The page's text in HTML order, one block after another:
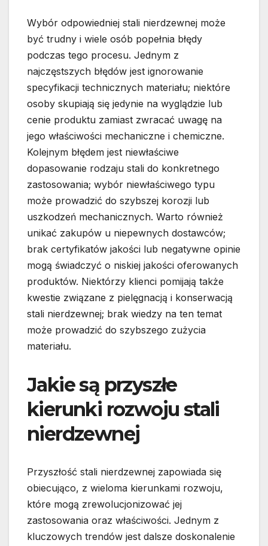
Wybór odpowiedniej stali nierdzewnej może
być trudny i wiele osób popełnia błędy
podczas tego procesu. Jednym z
najczęstszych błędów jest ignorowanie
specyfikacji technicznych materiału; niektóre
osoby skupiają się jedynie na wyglądzie lub
cenie produktu zamiast zwracać uwagę na
jego właściwości mechaniczne i chemiczne.
Kolejnym błędem jest niewłaściwe
dopasowanie rodzaju stali do konkretnego
zastosowania; wybór niewłaściwego typu
może prowadzić do szybszej korozji lub
uszkodzeń mechanicznych. Warto również
unikać zakupów u niepewnych dostawców;
brak certyfikatów jakości lub negatywne opinie
mogą świadczyć o niskiej jakości oferowanych
produktów. Niektórzy klienci pomijają także
kwestie związane z pielęgnacją i konserwacją
stali nierdzewnej; brak wiedzy na ten temat
może prowadzić do szybszego zużycia
materiału.
Jakie są przyszłe
kierunki rozwoju stali
nierdzewnej
Przyszłość stali nierdzewnej zapowiada się
obiecująco, z wieloma kierunkami rozwoju,
które mogą zrewolucjonizować jej
zastosowania oraz właściwości. Jednym z
kluczowych trendów jest dalsze doskonalenie